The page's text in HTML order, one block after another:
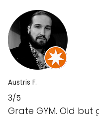
Austris F.
3/5
Grate GYM. Old but